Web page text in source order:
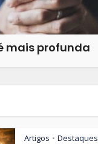
mais profunda
Artigos • Destaques